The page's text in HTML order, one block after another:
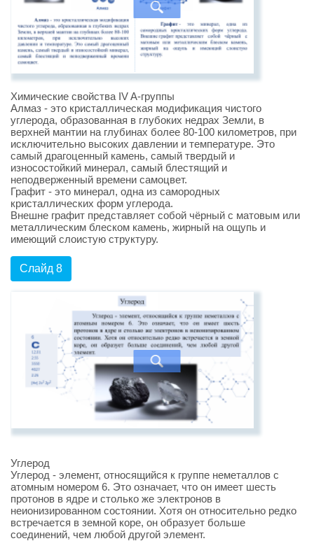
Химические свойства IV A-группы
Алмаз - это кристаллическая модификация чистого
углерода, образованная в глубоких недрах Земли, в
верхней мантии на глубинах более 80-100 километров, при
исключительно высоких давлении и температуре. Это
самый драгоценный камень, самый твердый и
износостойкий минерал, самый блестящий и
неподверженный времени самоцвет.
Графит - это минерал, одна из самородных
кристаллических форм углерода.
Внешне графит представляет собой чёрный с матовым или
металлическим блеском камень, жирный на ощупь и
имеющий слоистую структуру.
Слайд 8
Углерод
Углерод - элемент, относящийся к группе неметаллов с
атомным номером 6. Это означает, что он имеет шесть
протонов в ядре и столько же электронов в
неионизированном состоянии. Хотя он относительно редко
встречается в земной коре, он образует больше
соединений, чем любой другой элемент.